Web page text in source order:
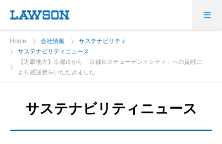
Home 会社情報
サステナビリティ
サステナビリティニュース
【近畿地方】京都市から「京都市スチューデントシティ」への貢献に
より感謝状をいただきました
サステナビリティニュース